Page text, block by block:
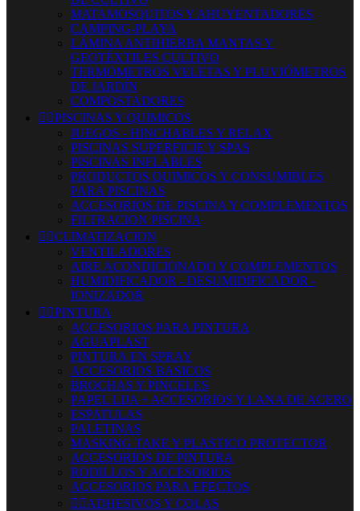
MATAMOSQUITOS Y AHUYENTADORES
CAMPING-PLAYA
LÁMINA ANTIHIERBA MANTAS Y
GEOTÉXTILES CULTIVO
TERMOMETROS VELETAS Y PLUVIÓMETROS
DE JARDÍN
COMPOSTADORES
 PISCINAS Y QUIMICOS
JUEGOS - HINCHABLES Y RELAX
PISCINAS SUPERFICIE Y SPAS
PISCINAS INFLABLES
PRODUCTOS QUIMICOS Y CONSUMIBLES
PARA PISCINAS
ACCESORIOS DE PISCINA Y COMPLEMENTOS
FILTRACION PISCINA
 CLIMATIZACION
VENTILADORES
AIRE ACONDICIONADO Y COMPLEMENTOS
HUMIDIFICADOR - DESUMIDIFICADOR -
IONIZADOR
 PINTURA
ACCESORIOS PARA PINTURA
AGUAPLAST
PINTURA EN SPRAY
ACCESORIOS BASICOS
BROCHAS Y PINCELES
PAPEL LIJA + ACCESORIOS Y LANA DE ACERO
ESPATULAS
PALETINAS
MASKING TAKE Y PLASTICO PROTECTOR
ACCESORIOS DE PINTURA
RODILLOS Y ACCESORIOS
ACCESORIOS PARA EFECTOS
 ADHESIVOS Y COLAS